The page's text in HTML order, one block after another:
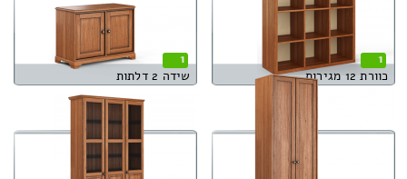
1
כוורת 12 מגירות
1
שידה 2 דלתות